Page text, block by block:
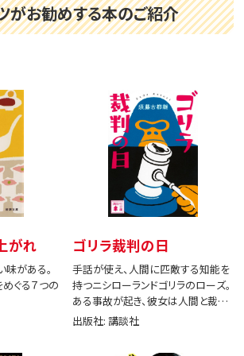
がお勧めする本のご紹介
がれ
がある。
ぐる７つの
ゴリラ裁判の日
手話が使え、人間に匹敵する知能を
持つニシローランドゴリラのローズ。
ある事故が起き、彼女は人間と裁判
で闘う。
出版社: 講談社